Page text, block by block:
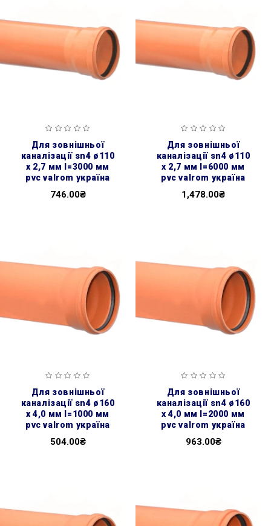
для зовнішньої
каналізації sn4 ø110
x 2,7 мм l=3000 мм
pvc valrom україна
746.00₴
для зовнішньої
каналізації sn4 ø110
x 2,7 мм l=6000 мм
pvc valrom україна
1,478.00₴
для зовнішньої
каналізації sn4 ø160
x 4,0 мм l=1000 мм
pvc valrom україна
504.00₴
для зовнішньої
каналізації sn4 ø160
x 4,0 мм l=2000 мм
pvc valrom україна
963.00₴